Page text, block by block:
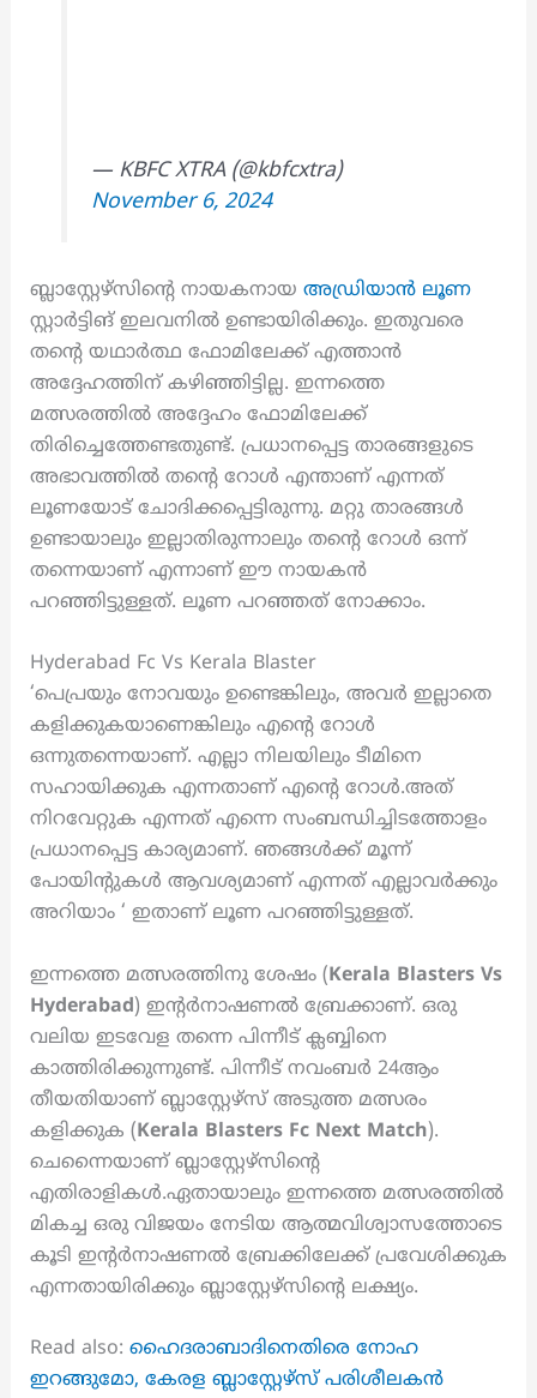
— KBFC XTRA (@kbfcxtra)
November 6, 2024
ബ്ലാസ്റ്റേഴ്സിന്റെ നായകനായ അഡ്രിയാൻ ലൂണ
സ്റ്റാർട്ടിങ് ഇലവനിൽ ഉണ്ടായിരിക്കും. ഇതുവരെ
തന്റെ യഥാർത്ഥ ഫോമിലേക്ക് എത്താൻ
അദ്ദേഹത്തിന് കഴിഞ്ഞിട്ടില്ല. ഇന്നത്തെ
മത്സരത്തിൽ അദ്ദേഹം ഫോമിലേക്ക്
തിരിച്ചെത്തേണ്ടതുണ്ട്. പ്രധാനപ്പെട്ട താരങ്ങളുടെ
അഭാവത്തിൽ തന്റെ റോൾ എന്താണ് എന്നത്
ലൂണയോട് ചോദിക്കപ്പെട്ടിരുന്നു. മറ്റു താരങ്ങൾ
ഉണ്ടായാലും ഇല്ലാതിരുന്നാലും തന്റെ റോൾ ഒന്ന്
തന്നെയാണ് എന്നാണ് ഈ നായകൻ
പറഞ്ഞിട്ടുള്ളത്. ലൂണ പറഞ്ഞത് നോക്കാം.
Hyderabad Fc Vs Kerala Blaster
‘പെപ്രയും നോവയും ഉണ്ടെങ്കിലും, അവർ ഇല്ലാതെ
കളിക്കുകയാണെങ്കിലും എന്റെ റോൾ
ഒന്നുതന്നെയാണ്. എല്ലാ നിലയിലും ടീമിനെ
സഹായിക്കുക എന്നതാണ് എന്റെ റോൾ.അത്
നിറവേറ്റുക എന്നത് എന്നെ സംബന്ധിച്ചിടത്തോളം
പ്രധാനപ്പെട്ട കാര്യമാണ്. ഞങ്ങൾക്ക് മൂന്ന്
പോയിന്റുകൾ ആവശ്യമാണ് എന്നത് എല്ലാവർക്കും
അറിയാം ‘ ഇതാണ് ലൂണ പറഞ്ഞിട്ടുള്ളത്.
ഇന്നത്തെ മത്സരത്തിനു ശേഷം (Kerala Blasters Vs
Hyderabad) ഇന്റർനാഷണൽ ബ്രേക്കാണ്. ഒരു
വലിയ ഇടവേള തന്നെ പിന്നീട് ക്ലബ്ബിനെ
കാത്തിരിക്കുന്നുണ്ട്. പിന്നീട് നവംബർ 24ആം
തീയതിയാണ് ബ്ലാസ്റ്റേഴ്സ് അടുത്ത മത്സരം
കളിക്കുക (Kerala Blasters Fc Next Match).
ചെന്നൈയാണ് ബ്ലാസ്റ്റേഴ്സിന്റെ
എതിരാളികൾ.ഏതായാലും ഇന്നത്തെ മത്സരത്തിൽ
മികച്ച ഒരു വിജയം നേടിയ ആത്മവിശ്വാസത്തോടെ
കൂടി ഇന്റർനാഷണൽ ബ്രേക്കിലേക്ക് പ്രവേശിക്കുക
എന്നതായിരിക്കും ബ്ലാസ്റ്റേഴ്സിന്റെ ലക്ഷ്യം.
Read also: ഹൈദരാബാദിനെതിരെ നോഹ
ഇറങ്ങുമോ, കേരള ബ്ലാസ്റ്റേഴ്‌സ് പരിശീലകൻ